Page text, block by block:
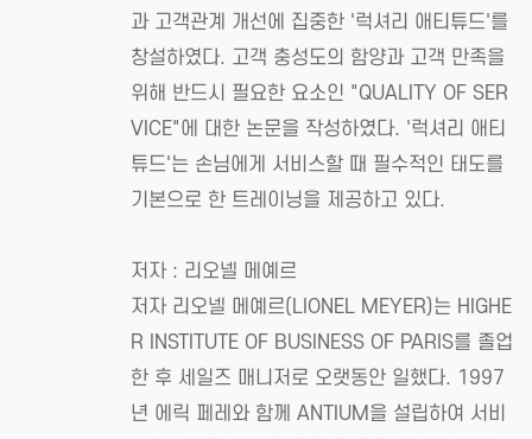
과 고객관계 개선에 집중한 '럭셔리 애티튜드'를
창설하였다. 고객 충성도의 함양과 고객 만족을
위해 반드시 필요한 요소인 "QUALITY OF SER
VICE"에 대한 논문을 작성하였다. '럭셔리 애티
튜드'는 손님에게 서비스할 때 필수적인 태도를
기본으로 한 트레이닝을 제공하고 있다.
저자 : 리오넬 메예르
저자 리오넬 메예르(LIONEL MEYER)는 HIGHE
R INSTITUTE OF BUSINESS OF PARIS를 졸업
한 후 세일즈 매니저로 오랫동안 일했다. 1997
년 에릭 페레와 함께 ANTIUM을 설립하여 서비